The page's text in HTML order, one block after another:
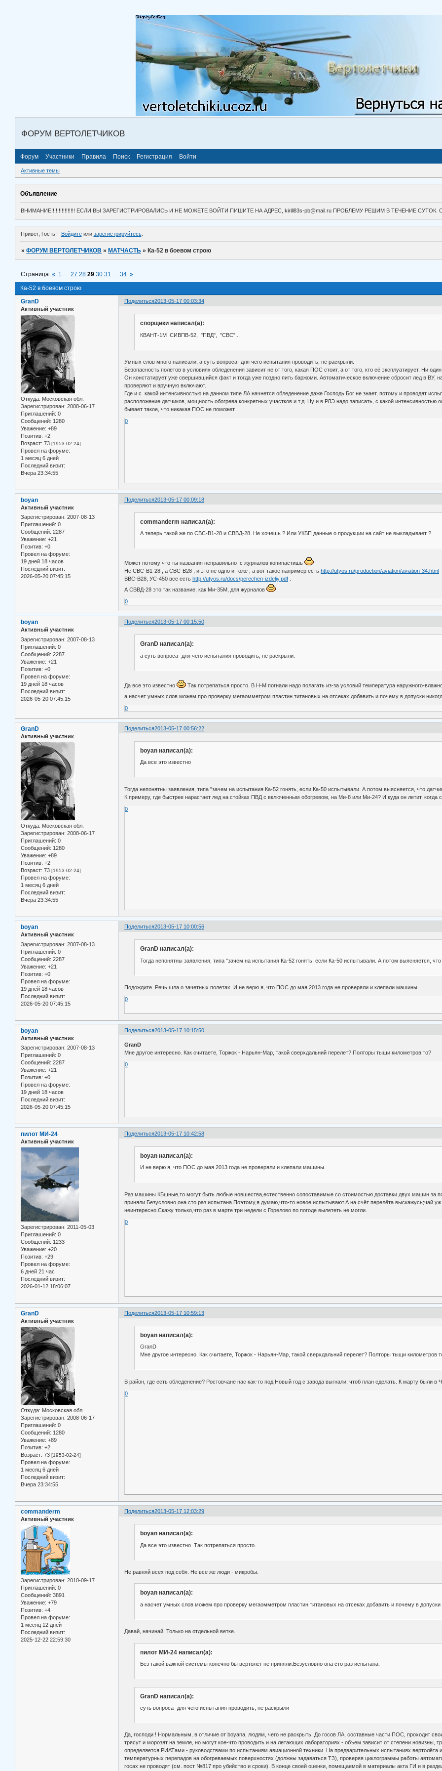
ФОРУМ ВЕРТОЛЕТЧИКОВ
Форум Участники Правила Поиск Регистрация Войти
Активные темы
Объявление
ВНИМАНИЕ!!!!!!!!!!!!!!!! ЕСЛИ ВЫ ЗАРЕГИСТРИРОВАЛИСЬ И НЕ МОЖЕТЕ ВОЙТИ ПИШИТЕ НА АДРЕС, kirill83s-pb@mail.ru ПРОБЛЕМУ РЕШИМ В ТЕЧЕНИЕ
Привет, Гость! Войдитеили зарегистрируйтесь.
»ФОРУМ ВЕРТОЛЕТЧИКОВ » МАТЧАСТЬ » Ка-52 в боевом строю
Ка-52 в боевом строю
Страница:« 1 … 27 28 29 30 31 … 34 »
Поделиться2013-05-17 00:03:34
GranD
Активный участник
Откуда: Московская обл.
Зарегистрирован: 2008-06-17
Приглашений: 0
Сообщений: 1280
Уважение: +89
Позитив: +2
Возраст: 73 [1953-02-24]
Провел на форуме:
1 месяц 6 дней
Последний визит:
Вчера 23:34:55
спорщики написал(а):
КВАНТ-1М СИВПВ-52, "ПВД", "СВС"...
Умных слов много написали, а суть вопроса- для чего испытания проводить, не раскрыли.
Безопасность полетов в условиях обледенения зависит не от того, какая ПОС стоит, а от того, кто её эксплуатирует. Ни
Он констатирует уже свершившийся факт и тогда уже поздно пить баржоми. Автоматическое включение сбросит лед в
проверяют и вручную включают.
Где и с какой интенсивностью на данном типе ЛА начнется обледенение даже Господь Бог не знает, потому и проводят
расположение датчиков, мощность обогрева конкретных участков и т.д. Ну и в РЛЭ надо записать, с какой
бывает такое, что никакая ПОС не поможет.
0
Поделиться2013-05-17 00:09:18
boyan
Активный участник
Зарегистрирован: 2007-08-13
Приглашений: 0
Сообщений: 2287
Уважение: +21
Позитив: +0
Провел на форуме:
19 дней 18 часов
Последний визит:
2026-05-20 07:45:15
commanderm написал(а):
А теперь такой же по СВС-В1-28 и СВВД‑28. Не хочешь ? Или УКБП данные о продукции на сайт не выкладывает ?
Может потому что ты названия неправильно с журналов копипастишь
Не СВС-В1-28 , а СВС-В28 , и это не одно и тоже , а вот такое например есть http://utyos.ru/production/aviation/aviation-34.html
ВВС-В28, УС-450 все есть http://utyos.ru/docs/perechen-izdeliy.pdf .
А СВВД‑28 это так название, как Ми-35М, для журналов
0
Поделиться2013-05-17 00:15:50
boyan
Активный участник
Зарегистрирован: 2007-08-13
Приглашений: 0
Сообщений: 2287
Уважение: +21
Позитив: +0
Провел на форуме:
19 дней 18 часов
Последний визит:
2026-05-20 07:45:15
GranD написал(а):
а суть вопроса- для чего испытания проводить, не раскрыли.
Да все это известно
Так потрепаться просто. В Н-М погнали надо полагать из-за условий температура наружного-
а насчет умных слов можем про проверку мегаомметром пластин титановых на отсеках добавить и почему в допуски
0
Поделиться2013-05-17 00:56:22
GranD
Активный участник
Откуда: Московская обл.
Зарегистрирован: 2008-06-17
Приглашений: 0
Сообщений: 1280
Уважение: +89
Позитив: +2
Возраст: 73 [1953-02-24]
Провел на форуме:
1 месяц 6 дней
Последний визит:
Вчера 23:34:55
boyan написал(а):
Да все это известно
Тогда непонятны заявления, типа "зачем на испытания Ка-52 гонять, если Ка-50 испытывали. А потом выясняется, что
К примеру, где быстрее нарастает лед на стойках ПВД с включенным обогревом, на Ми-8 или Ми-24? И куда он летит, когда
0
Поделиться2013-05-17 10:00:56
boyan
Активный участник
Зарегистрирован: 2007-08-13
Приглашений: 0
Сообщений: 2287
Уважение: +21
Позитив: +0
Провел на форуме:
19 дней 18 часов
Последний визит:
2026-05-20 07:45:15
GranD написал(а):
Тогда непонятны заявления, типа "зачем на испытания Ка-52 гонять, если Ка-50 испытывали. А потом выясняется, что
Подождите. Речь шла о зачетных полетах. И не верю я, что ПОС до мая 2013 года не проверяли и клепали машины.
0
Поделиться2013-05-17 10:15:50
boyan
Активный участник
Зарегистрирован: 2007-08-13
Приглашений: 0
Сообщений: 2287
Уважение: +21
Позитив: +0
Провел на форуме:
19 дней 18 часов
Последний визит:
2026-05-20 07:45:15
GranD
Мне другое интересно. Как считаете, Торжок - Нарьян-Мар, такой сверхдальний перелет? Полторы тыщи километров то?
0
Поделиться2013-05-17 10:42:58
пилот МИ-24
Активный участник
Зарегистрирован: 2011-05-03
Приглашений: 0
Сообщений: 1233
Уважение: +20
Позитив: +29
Провел на форуме:
6 дней 21 час
Последний визит:
2026-01-12 18:06:07
boyan написал(а):
И не верю я, что ПОС до мая 2013 года не проверяли и клепали машины.
Раз машины КБшные,то могут быть любые новшества,естественно сопоставимые со стоимостью доставки двух машин за
приняли.Безусловно она сто раз испытана.Поэтому,я думаю,что-то новое испытывают.А на счёт перелёта выскажусь;чай
неинтересно.Скажу только,что раз в марте три недели с Горелово по погоде вылететь не могли.
0
Поделиться2013-05-17 10:59:13
GranD
Активный участник
Откуда: Московская обл.
Зарегистрирован: 2008-06-17
Приглашений: 0
Сообщений: 1280
Уважение: +89
Позитив: +2
Возраст: 73 [1953-02-24]
Провел на форуме:
1 месяц 6 дней
Последний визит:
Вчера 23:34:55
boyan написал(а):
GranD
Мне другое интересно. Как считаете, Торжок - Нарьян-Мар, такой сверхдальний перелет? Полторы тыщи километров
В район, где есть обледенение? Ростовчане нас как-то под Новый год с завода выгнали, чтоб план сделать. К марту были в
0
Поделиться2013-05-17 12:03:29
commanderm
Активный участник
Зарегистрирован: 2010-09-17
Приглашений: 0
Сообщений: 3891
Уважение: +79
Позитив: +4
Провел на форуме:
1 месяц 12 дней
Последний визит:
2025-12-22 22:59:30
boyan написал(а):
Да все это известно Так потрепаться просто.
Не равняй всех под себя. Не все же люди - микробы.
boyan написал(а):
а насчет умных слов можем про проверку мегаомметром пластин титановых на отсеках добавить и почему в допуски
Давай, начинай. Только на отдельной ветке.
пилот МИ-24 написал(а):
Без такой важной системы конечно бы вертолёт не приняли.Безусловно она сто раз испытана.
GranD написал(а):
суть вопроса- для чего испытания проводить, не раскрыли
Да, господи ! Нормальным, в отличие от boyana, людям, чего не раскрыть. До госов ЛА, составные части ПОС, проходит
трясут и морозят на земле, но могут кое-что проводить и на летающих лабораториях - объем зависит от степени
определяется РИАТами - руководствами по испытаниям авиационной техники На предварительных испытаниях
температурных перепадов на обогреваемых поверхностях (должны задаваться ТЗ), проверяя циклограммы работы
госах не проводят (см. пост №817 про убийство и сроки). В конце своей оценки, помещаемой в материалы акта ГИ и в